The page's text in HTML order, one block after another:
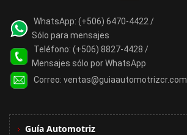
WhatsApp: (+506) 6470-4422 /
Sólo para mensajes
Teléfono: (+506) 8827-4428 /
Mensajes sólo por WhatsApp
Correo: ventas@guiaautomotrizcr.com
Guía Automotriz